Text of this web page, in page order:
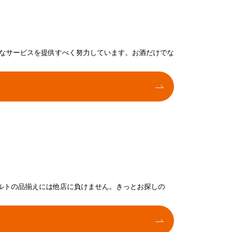
サービスを提供すべく努力しています。お酒だけでな
の品揃えには他店に負けません。きっとお探しの